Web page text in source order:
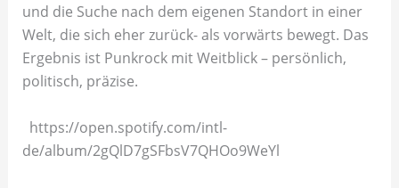
und die Suche nach dem eigenen Standort in einer
Welt, die sich eher zurück- als vorwärts bewegt. Das
Ergebnis ist Punkrock mit Weitblick – persönlich,
politisch, präzise.
https://open.spotify.com/intl-
de/album/2gQlD7gSFbsV7QHOo9WeYl